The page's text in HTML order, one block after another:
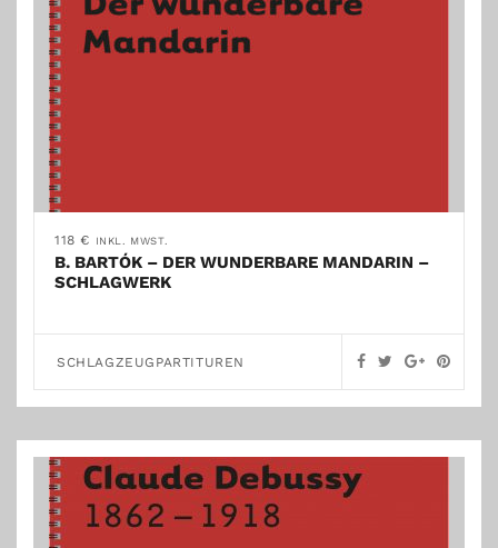
118€ INKL. MWST.
B. BARTÓK – DER WUNDERBARE MANDARIN –
SCHLAGWERK
SCHLAGZEUGPARTITUREN